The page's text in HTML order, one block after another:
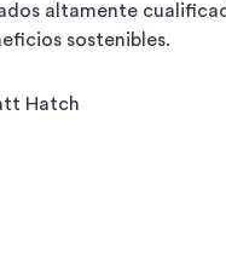
altamente
sostenibles.
Hatch